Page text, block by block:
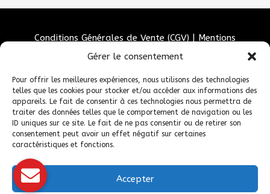
Gérer le consentement
Pour offrir les meilleures expériences, nous utilisons des technologies
telles que les cookies pour stocker et/ou accéder aux informations des
appareils. Le fait de consentir à ces technologies nous permettra de
traiter des données telles que le comportement de navigation ou les
ID uniques sur ce site. Le fait de ne pas consentir ou de retirer son
consentement peut avoir un effet négatif sur certaines
caractéristiques et fonctions.
Accepter
Conditions Générales de Vente (CGV)
Mentions
Politique de confidentialité